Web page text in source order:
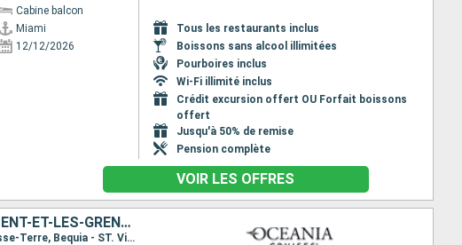
Cabine balcon
Miami
12/12/2026
Tous les restaurants inclus
Boissons sans alcool illimitées
Pourboires inclus
Wi-Fi illimité inclus
Crédit excursion offert OU Forfait boissons
offert
Jusqu'à 50% de remise
Pension complète
VOIR LES OFFRES
ÉTATS-UNIS, SAINT-MARTIN, FRANCE, GUADELOUPE, SAINT VINCENT-ET-LES-GRENADINES
Itinéraire : Miami, Charlotte Amalie, Saint-Martin (Philipsburg), Saint Barthelemy, Basse-Terre, Bequia - ST. Vincent, Miami